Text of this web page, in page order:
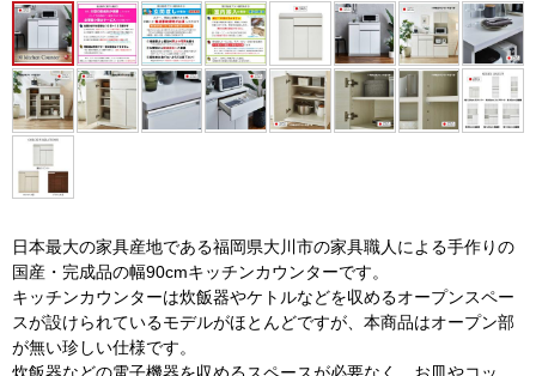
日本最大の家具産地である福岡県大川市の家具職人による手作りの
国産・完成品の幅90cmキッチンカウンターです。
キッチンカウンターは炊飯器やケトルなどを収めるオープンスペー
スが設けられているモデルがほとんどですが、本商品はオープン部
が無い珍しい仕様です。